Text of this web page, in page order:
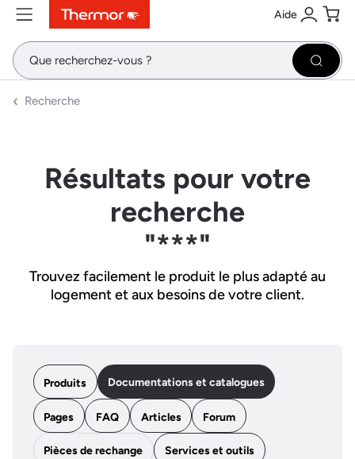
ContenuMenuRecherche Aide
Se
Recherche
Résultats pour votre
recherche
"***"
Trouvez facilement le produit le plus adapté au
logement et aux besoins de votre client.
Produits Documentations et catalogues
Pages FAQ Articles Forum
Pièces de rechange Services et outils